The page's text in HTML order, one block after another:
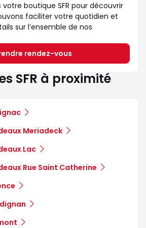
boutique SFR pour découvrir
faciliter votre quotidien et
sur l’ensemble de nos
rendez-vous
SFR à proximité
Meriadeck
Lac
Rue Saint Catherine